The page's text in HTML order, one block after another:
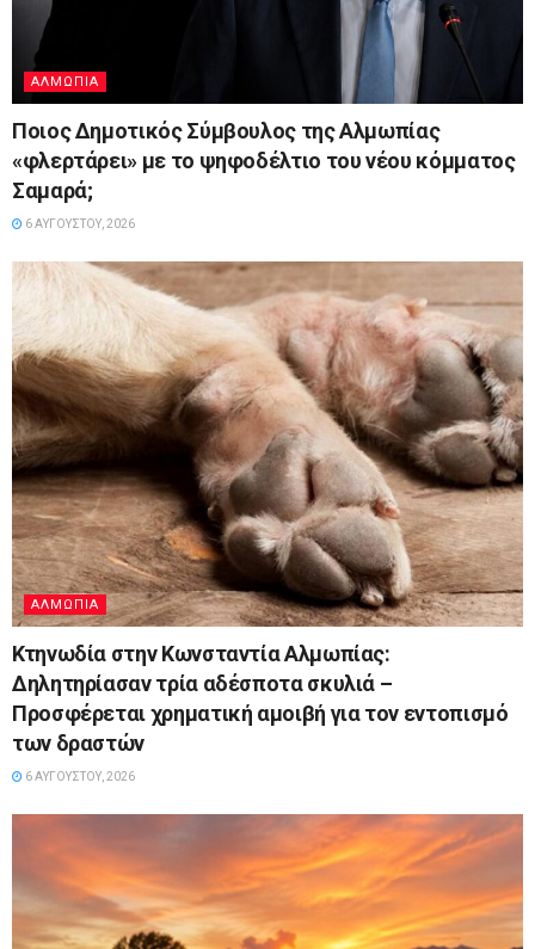
ΑΛΜΩΠΊΑ
Ποιος Δημοτικός Σύμβουλος της Αλμωπίας
«φλερτάρει» με το ψηφοδέλτιο του νέου κόμματος
Σαμαρά;
6 ΑΥΓΟΎΣΤΟΥ, 2026
ΑΛΜΩΠΊΑ
Κτηνωδία στην Κωνσταντία Αλμωπίας:
Δηλητηρίασαν τρία αδέσποτα σκυλιά –
Προσφέρεται χρηματική αμοιβή για τον εντοπισμό
των δραστών
6 ΑΥΓΟΎΣΤΟΥ, 2026